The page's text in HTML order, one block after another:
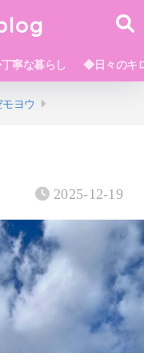
寧な暮らし ◆日々のキ
モヨウ
2025-12-19